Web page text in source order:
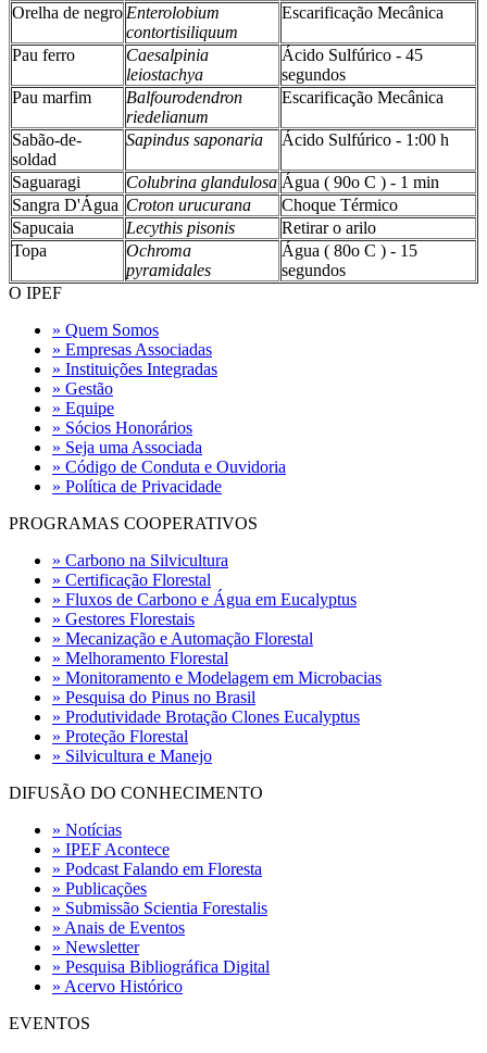
Orelha de negro Enterolobium
contortisiliquum
Escarificação Mecânica
Pau ferro
Caesalpinia
leiostachya
Ácido Sulfúrico - 45
segundos
Pau marfim
Balfourodendron
riedelianum
Escarificação Mecânica
Sabão-de-
soldad
Sapindus saponaria Ácido Sulfúrico - 1:00 h
Saguaragi Colubrina glandulosa Água ( 90o C ) - 1 min
Sangra D'Água Croton urucurana
Choque Térmico
Sapucaia
Lecythis pisonis
Retirar o arilo
Topa
Ochroma
pyramidales
Água ( 80o C ) - 15
segundos
O IPEF
» Quem Somos
» Empresas Associadas
» Instituições Integradas
» Gestão
» Equipe
» Sócios Honorários
» Seja uma Associada
» Código de Conduta e Ouvidoria
» Política de Privacidade
PROGRAMAS COOPERATIVOS
» Carbono na Silvicultura
» Certificação Florestal
» Fluxos de Carbono e Água em Eucalyptus
» Gestores Florestais
» Mecanização e Automação Florestal
» Melhoramento Florestal
» Monitoramento e Modelagem em Microbacias
» Pesquisa do Pinus no Brasil
» Produtividade Brotação Clones Eucalyptus
» Proteção Florestal
» Silvicultura e Manejo
DIFUSÃO DO CONHECIMENTO
» Notícias
» IPEF Acontece
» Podcast Falando em Floresta
» Publicações
» Submissão Scientia Forestalis
» Anais de Eventos
» Newsletter
» Pesquisa Bibliográfica Digital
» Acervo Histórico
EVENTOS